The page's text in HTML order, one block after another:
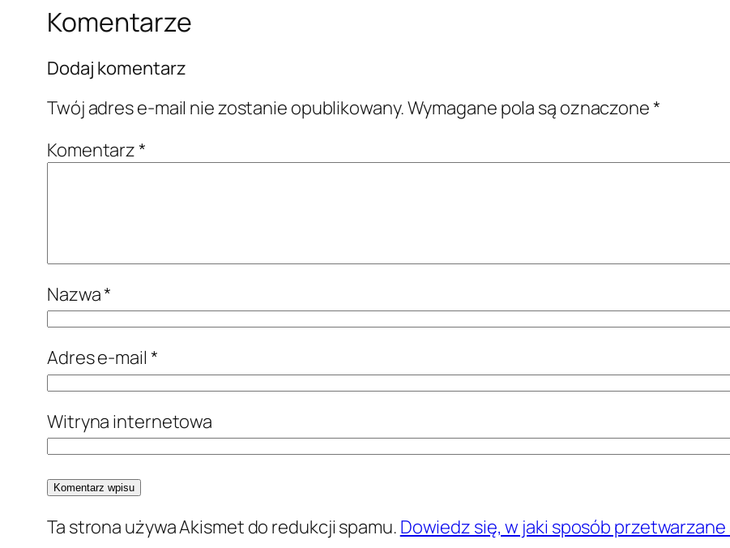
Komentarze
Dodaj komentarz
Twój adres e-mail nie zostanie opublikowany.Wymagane pola są oznaczone*
Komentarz*
Nazwa*
Adres e-mail *
Witryna internetowa
Ta strona używa Akismet do redukcji spamu. Dowiedz się, w jaki sposób